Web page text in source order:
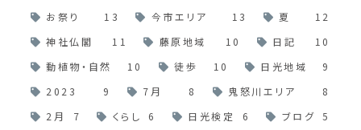
お祭り
13 今市エリア 13 夏
12
神社仏閣
11 藤原地域 10 日記
10
動植物・自然
10 徒歩 10 日光地域
9
2023
9 7月 8 鬼怒川エリア
8
2月
7 くらし 6 日光検定 6 ブログ
5